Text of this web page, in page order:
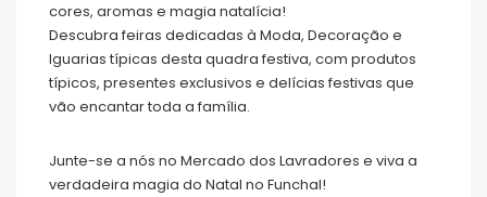
cores, aromas e magia natalícia!
Descubra feiras dedicadas à Moda, Decoração e
Iguarias típicas desta quadra festiva, com produtos
típicos, presentes exclusivos e delícias festivas que
vão encantar toda a família.
Junte-se a nós no Mercado dos Lavradores e viva a
verdadeira magia do Natal no Funchal!